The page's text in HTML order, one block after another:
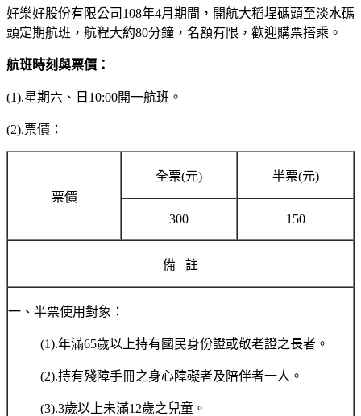
好樂好股份有限公司108年4月期間，開航大稻埕碼頭至淡水碼
頭定期航班，航程大約80分鐘，名額有限，歡迎購票搭乘。
航班時刻與票價：
(1).星期六、日10:00開一航班。
(2).票價：
票價
全票(元) 半票(元)
300 150
備 註
一、半票使用對象：
(1).年滿65歲以上持有國民身份證或敬老證之長者。
(2).持有殘障手冊之身心障礙者及陪伴者一人。
(3).3歲以上未滿12歲之兒童。